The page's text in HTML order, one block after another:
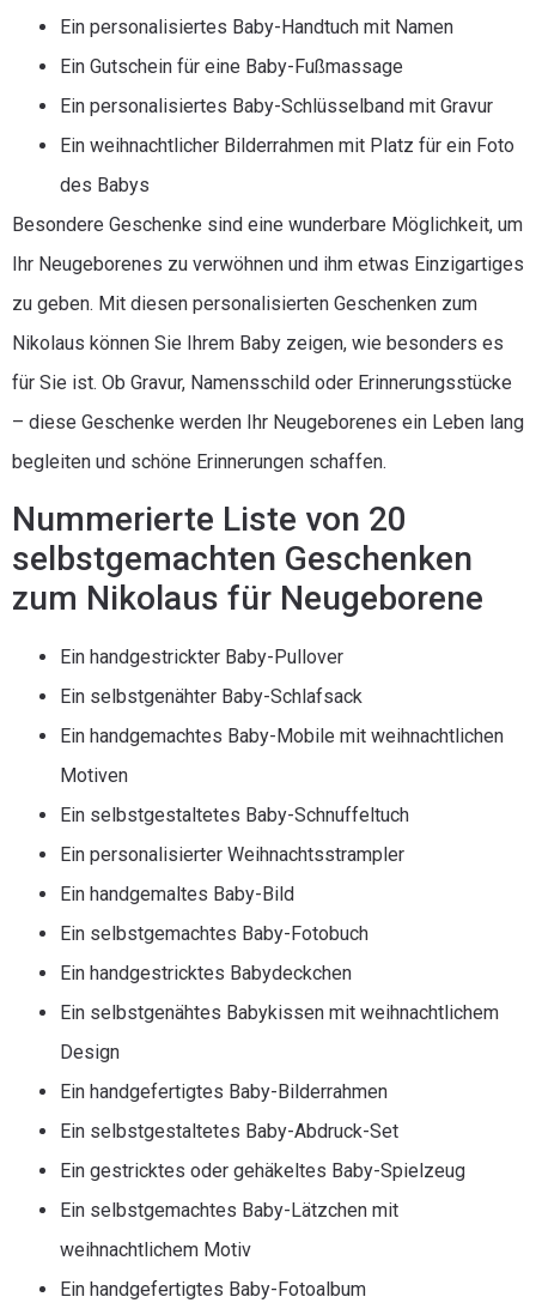
Ein personalisiertes Baby-Handtuch mit Namen
Ein Gutschein für eine Baby-Fußmassage
Ein personalisiertes Baby-Schlüsselband mit Gravur
Ein weihnachtlicher Bilderrahmen mit Platz für ein Foto
des Babys
Besondere Geschenke sind eine wunderbare Möglichkeit, um
Ihr Neugeborenes zu verwöhnen und ihm etwas Einzigartiges
zu geben. Mit diesen personalisierten Geschenken zum
Nikolaus können Sie Ihrem Baby zeigen, wie besonders es
für Sie ist. Ob Gravur, Namensschild oder Erinnerungsstücke
– diese Geschenke werden Ihr Neugeborenes ein Leben lang
begleiten und schöne Erinnerungen schaffen.
Nummerierte Liste von 20
selbstgemachten Geschenken
zum Nikolaus für Neugeborene
Ein handgestrickter Baby-Pullover
Ein selbstgenähter Baby-Schlafsack
Ein handgemachtes Baby-Mobile mit weihnachtlichen
Motiven
Ein selbstgestaltetes Baby-Schnuffeltuch
Ein personalisierter Weihnachtsstrampler
Ein handgemaltes Baby-Bild
Ein selbstgemachtes Baby-Fotobuch
Ein handgestricktes Babydeckchen
Ein selbstgenähtes Babykissen mit weihnachtlichem
Design
Ein handgefertigtes Baby-Bilderrahmen
Ein selbstgestaltetes Baby-Abdruck-Set
Ein gestricktes oder gehäkeltes Baby-Spielzeug
Ein selbstgemachtes Baby-Lätzchen mit
weihnachtlichem Motiv
Ein handgefertigtes Baby-Fotoalbum